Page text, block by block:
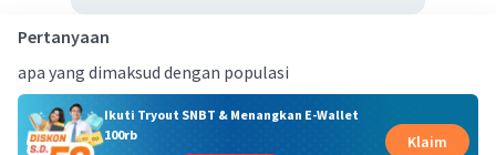
Pertanyaan
apa yang dimaksud dengan populasi
Ikuti Tryout SNBT & Menangkan E-Wallet
100rb
Klaim